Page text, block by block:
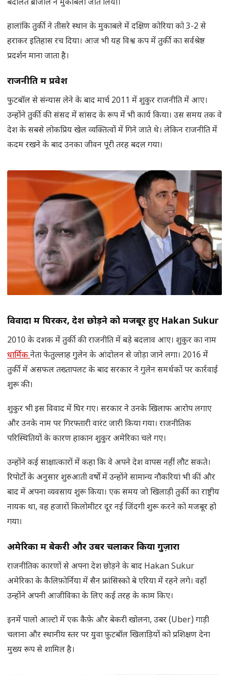
बदौलत ब्राजील ने मुकाबला जीत लिया।
हालांकि तुर्की ने तीसरे स्थान के मुकाबले में दक्षिण कोरिया को 3-2 से
हराकर इतिहास रच दिया। आज भी यह विश्व कप में तुर्की का सर्वश्रेष्ठ
प्रदर्शन माना जाता है।
राजनीति में प्रवेश
फुटबॉल से संन्यास लेने के बाद मार्च 2011 में शुकुर राजनीति में आए।
उन्होंने तुर्की की संसद में सांसद के रूप में भी कार्य किया। उस समय तक वे
देश के सबसे लोकप्रिय खेल व्यक्तित्वों में गिने जाते थे। लेकिन राजनीति में
कदम रखने के बाद उनका जीवन पूरी तरह बदल गया।
विवादों में घिरकर, देश छोड़ने को मजबूर हुए Hakan Sukur
2010 के दशक में तुर्की की राजनीति में बड़े बदलाव आए। शुकुर का नाम
धार्मिकनेता फेतुल्लाह गुलेन के आंदोलन से जोड़ा जाने लगा। 2016 में
तुर्की में असफल तख्तापलट के बाद सरकार ने गुलेन समर्थकों पर कार्रवाई
शुरू की।
शुकुर भी इस विवाद में घिर गए। सरकार ने उनके खिलाफ आरोप लगाए
और उनके नाम पर गिरफ्तारी वारंट जारी किया गया। राजनीतिक
परिस्थितियों के कारण हाकान शुकुर अमेरिका चले गए।
उन्होंने कई साक्षात्कारों में कहा कि वे अपने देश वापस नहीं लौट सकते।
रिपोर्टों के अनुसार शुरुआती वर्षों में उन्होंने सामान्य नौकरियां भी कीं और
बाद में अपना व्यवसाय शुरू किया। एक समय जो खिलाड़ी तुर्की का राष्ट्रीय
नायक था, वह हजारों किलोमीटर दूर नई जिंदगी शुरू करने को मजबूर हो
गया।
अमेरिका में बेकरी और उबर चलाकर किया गुज़ारा
राजनीतिक कारणों से अपना देश छोड़ने के बाद Hakan Sukur
अमेरिका के कैलिफ़ोर्निया में सैन फ्रांसिस्को बे एरिया में रहने लगे। वहाँ
उन्होंने अपनी आजीविका के लिए कई तरह के काम किए।
इनमें पालो आल्टो में एक कैफ़े और बेकरी खोलना, उबर (Uber) गाड़ी
चलाना और स्थानीय स्तर पर युवा फ़ुटबॉल खिलाड़ियों को प्रशिक्षण देना
मुख्य रूप से शामिल है।